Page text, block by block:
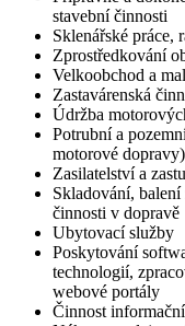
stavební činnosti
Sklenářské práce,
Zprostředkování
Velkoobchod a
Zastavárenská
Údržba
Potrubní a
motorové dopravy)
Zasilatelství a
Skladování,
činnosti v dopravě
Ubytovací služby
Poskytování
technologií,
webové portály
Činnost